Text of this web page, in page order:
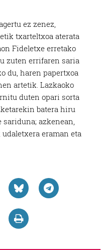
ez zenez,
txarteltxoa aterata
Fideletxe erretako
zuten errifaren saria
du, haren papertxoa
artetik. Lazkaoko
duten opari sorta
batera hiru
sariduna; azkenean,
eraman eta